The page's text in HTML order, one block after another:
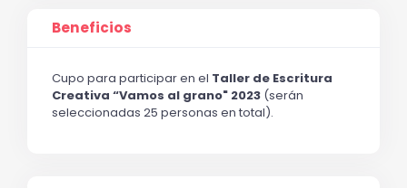
Beneficios
Cupo para participar en el Taller de Escritura
Creativa “Vamos al grano" 2023 (serán
seleccionadas 25 personas en total).